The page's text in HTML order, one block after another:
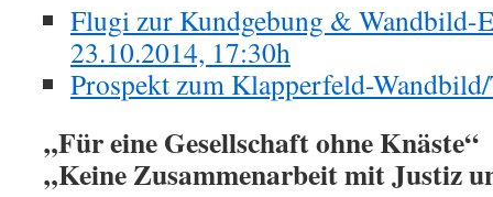
Flugi zur Kundgebung & Wandbild-
23.10.2014, 17:30h
Prospekt zum Klapperfeld-
„Für eine Gesellschaft ohne Knäste“
„Keine Zusammenarbeit mit Justiz